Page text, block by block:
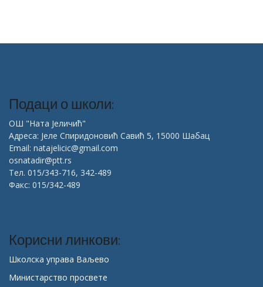
Подаци о школи:
ОШ "Ната Јеличић"
Адреса: Јеле Спиридоновић Савић 5, 15000 Шабац
Email: natajelicic@gmail.com
osnatadir@ptt.rs
Тел. 015/343-716, 342-489
Факс: 015/342-489
Корисни линкови:
Школска управа Ваљево
Министарство просвете